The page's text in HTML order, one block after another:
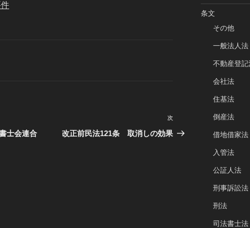
士会連合
の
次
改正前民法121条 取消しの効果
条文
その他
一般法人法
不動産登記
会社法
住基法
倒産法
借地借家法
入管法
公証人法
刑事訴訟法
刑法
司法書士法